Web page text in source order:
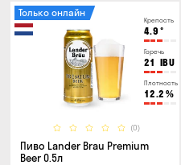
Крепость
4.9 °
Горечь
21 IBU
Плотность
12.2 %
(0)
Только онлайн
Пиво Lander Brau Premium
Beer 0.5л